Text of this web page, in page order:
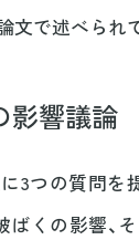
文で述べられ
影響議論
3つの質問を
ばくの影響、